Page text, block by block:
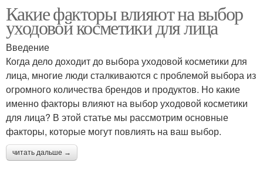
Какие факторы влияют на выбор
уходовой косметики для лица
Введение
Когда дело доходит до выбора уходовой косметики для
лица, многие люди сталкиваются с проблемой выбора из
огромного количества брендов и продуктов. Но какие
именно факторы влияют на выбор уходовой косметики
для лица? В этой статье мы рассмотрим основные
факторы, которые могут повлиять на ваш выбор.
читать дальше →